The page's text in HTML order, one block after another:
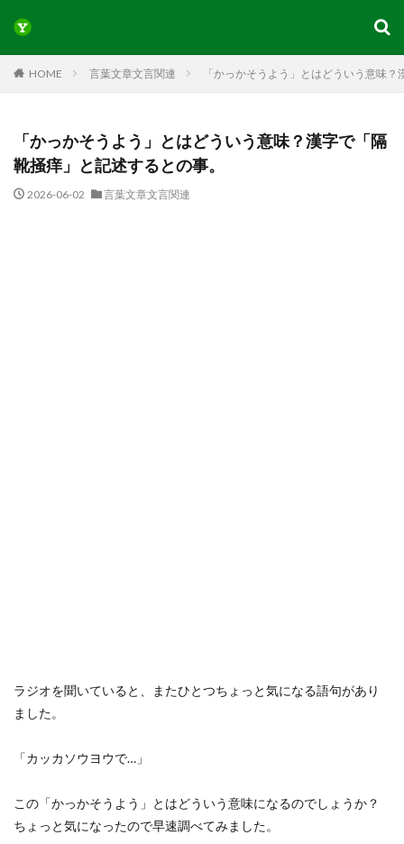
HOME 言葉文章文言関連 「かっかそうよう」とはどういう意味
「かっかそうよう」とはどういう意味？漢字で「隔
靴掻痒」と記述するとの事。
2026-06-02 言葉文章文言関連
ラジオを聞いていると、またひとつちょっと気になる語句があり
ました。
「カッカソウヨウで…」
この「かっかそうよう」とはどういう意味になるのでしょうか？
ちょっと気になったので早速調べてみました。